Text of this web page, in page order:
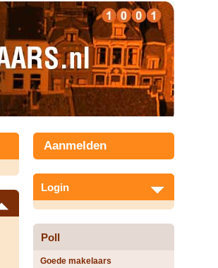
Aanmelden
Login
Poll
Goede makelaars